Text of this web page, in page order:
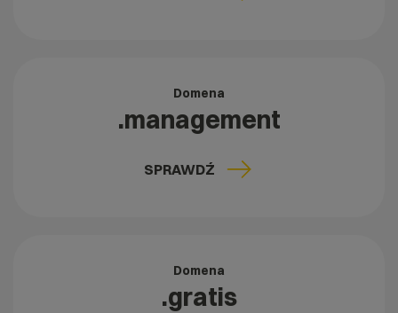
Domena
.management
SPRAWDŹ
Domena
.gratis